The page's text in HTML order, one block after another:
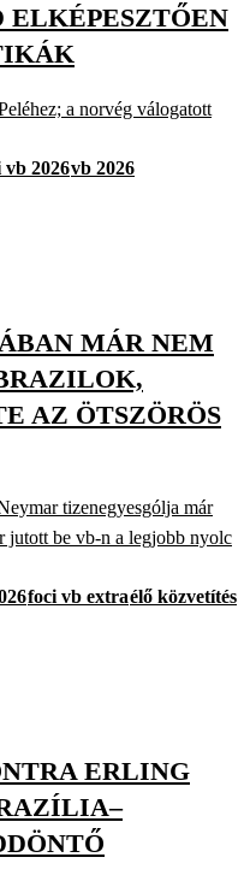
a norvég válogatott
vb 2026vb 2026
MÁR NEM
AZ ÖTSZÖRÖS
tizenegyesgólja már
jutott be vb-n a legjobb nyolc
foci vb extraélő közvetítés
ERLING